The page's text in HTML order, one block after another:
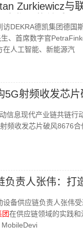
Zurkiewicz与
DEKRA德凯集团德国
、首席数字官
人工智能、新能源汽
射频收发芯片
信息现代产业链共链行
频收发芯片破风8676合
负责人张伟：打
设备供应链负责人张伟
在供应链领域的实践